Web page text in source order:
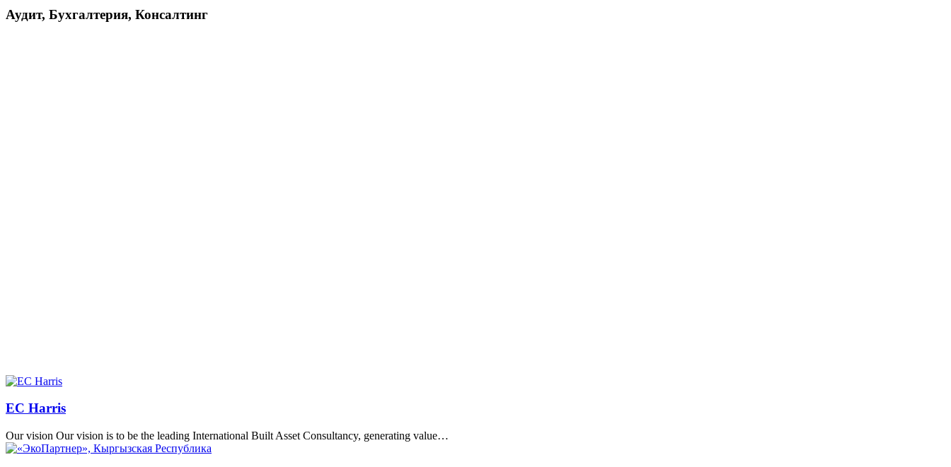
Аудит, Бухгалтерия, Консалтинг
EC Harris
Our vision Our vision is to be the leading International Built Asset Consultancy, generating value…